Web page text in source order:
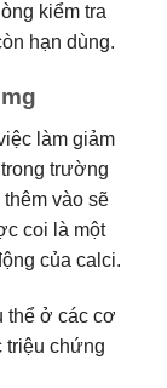
kiểm tra
hạn dùng.
làm giảm
trường
vào sẽ
coi là một
của calci.
thể ở các cơ
triệu chứng